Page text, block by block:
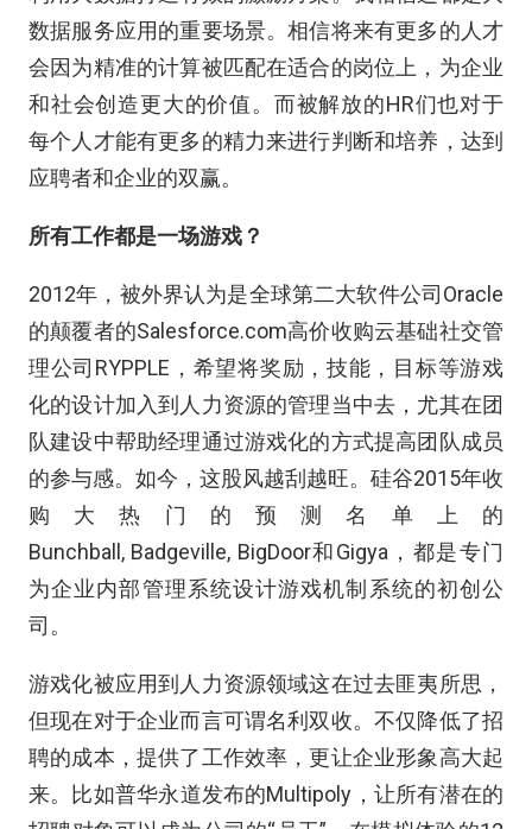
数据服务应用的重要场景。相信将来有更多的人才
会因为精准的计算被匹配在适合的岗位上，为企业
和社会创造更大的价值。而被解放的HR们也对于
每个人才能有更多的精力来进行判断和培养，达到
应聘者和企业的双赢。
所有工作都是一场游戏？
2012年，被外界认为是全球第二大软件公司Oracle
的颠覆者的Salesforce.com高价收购云基础社交管
理公司RYPPLE，希望将奖励，技能，目标等游戏
化的设计加入到人力资源的管理当中去，尤其在团
队建设中帮助经理通过游戏化的方式提高团队成员
的参与感。如今，这股风越刮越旺。硅谷2015年收
购大热门的预测名单上的
Bunchball, Badgeville, BigDoor和Gigya，都是专门
为企业内部管理系统设计游戏机制系统的初创公
司。
游戏化被应用到人力资源领域这在过去匪夷所思，
但现在对于企业而言可谓名利双收。不仅降低了招
聘的成本，提供了工作效率，更让企业形象高大起
来。比如普华永道发布的Multipoly，让所有潜在的